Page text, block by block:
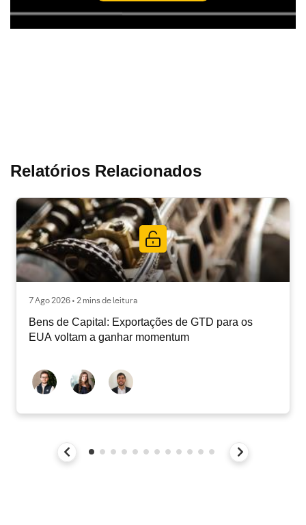
Relatórios Relacionados
7 Ago 2026 • 2 mins de leitura
Bens de Capital: Exportações de GTD para os
EUA voltam a ganhar momentum